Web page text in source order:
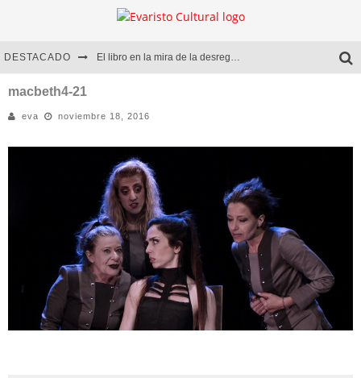
DESTACADO El libro en la mira de la desregulación
Diego Meret | Hotel Acapulco
Alejandra Correa | La nieve
macbeth4-21
eva noviembre 18, 2016